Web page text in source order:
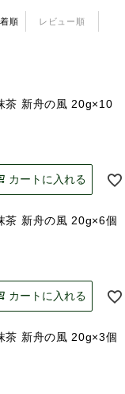
順 レビュー順
茶 新舟の風 20g×10
カートに入れる
茶 新舟の風 20g×6個
カートに入れる
茶 新舟の風 20g×3個